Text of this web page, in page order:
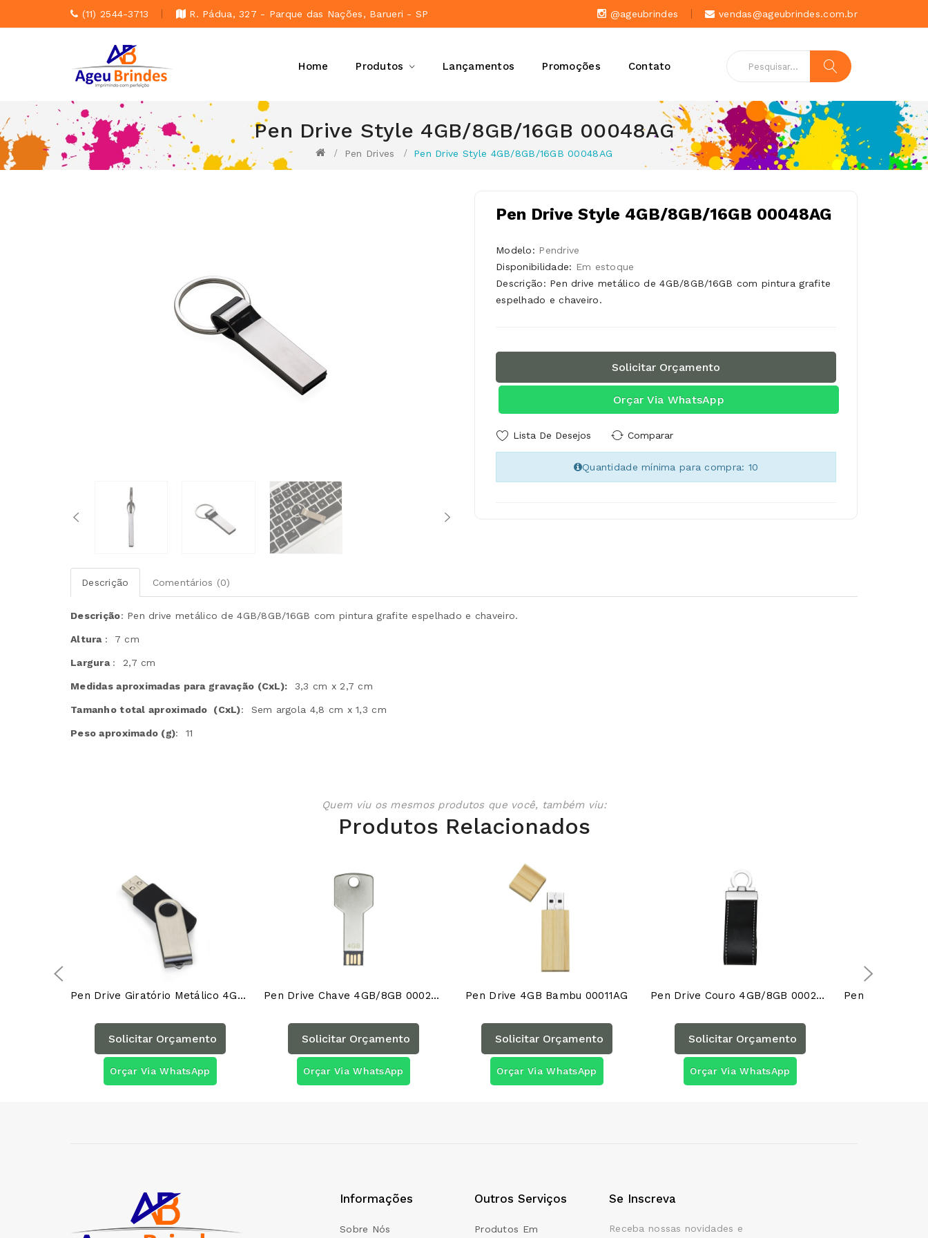
(11) 2544-3713 R. Pádua, 327 - Parque das Nações, Barueri - SP @ageubrindes vendas@ageubrindes.com.br
Home Produtos Lançamentos Promoções Contato
Pen Drive Style 4GB/8GB/16GB 00048AG
Pen Drives Pen Drive Style 4GB/8GB/16GB 00048AG
Pen Drive Style 4GB/8GB/16GB 00048AG
Modelo: Pendrive
Disponibilidade: Em estoque
Descrição: Pen drive metálico de 4GB/8GB/16GB com pintura grafite
espelhado e chaveiro.
Solicitar Orçamento
Orçar Via WhatsApp
Lista De Desejos Comparar
Quantidade mínima para compra: 10
Descrição Comentários (0)
Descrição: Pen drive metálico de 4GB/8GB/16GB com pintura grafite espelhado e chaveiro.
Altura : 7 cm
Largura : 2,7 cm
Medidas aproximadas para gravação (CxL): 3,3 cm x 2,7 cm
Tamanho total aproximado (CxL): Sem argola 4,8 cm x 1,3 cm
Peso aproximado (g): 11
Quem viu os mesmos produtos que você, também viu:
Produtos Relacionados
Pen Drive Giratório Metálico 4GB/8GB/16GB/32GB 00016AG
Solicitar Orçamento
Orçar Via WhatsApp
Pen Drive Chave 4GB/8GB 00024AG
Solicitar Orçamento
Orçar Via WhatsApp
Pen Drive 4GB Bambu 00011AG
Solicitar Orçamento
Orçar Via WhatsApp
Pen Drive Couro 4GB/8GB 00025AG
Solicitar Orçamento
Orçar Via WhatsApp
Informações
Sobre Nós
Outros Serviços
Produtos Em
Se Inscreva
Receba nossas novidades e